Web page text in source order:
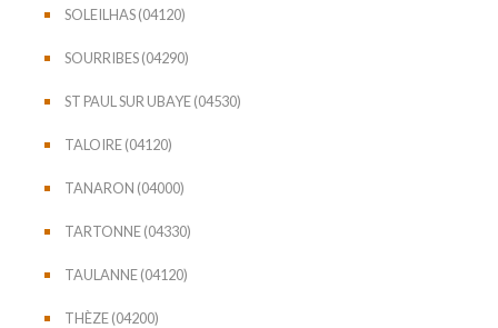
SOLEILHAS (04120)
SOURRIBES (04290)
ST PAUL SUR UBAYE (04530)
TALOIRE (04120)
TANARON (04000)
TARTONNE (04330)
TAULANNE (04120)
THÈZE (04200)